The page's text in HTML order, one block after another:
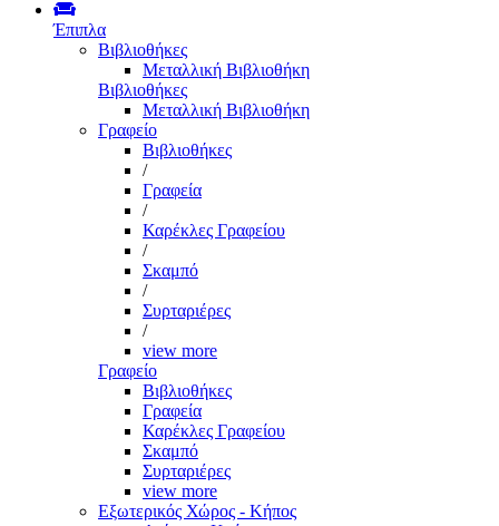
Έπιπλα
Βιβλιοθήκες
Μεταλλική Βιβλιοθήκη
Βιβλιοθήκες
Μεταλλική Βιβλιοθήκη
Γραφείο
Βιβλιοθήκες
/
Γραφεία
/
Καρέκλες Γραφείου
/
Σκαμπό
/
Συρταριέρες
/
view more
Γραφείο
Βιβλιοθήκες
Γραφεία
Καρέκλες Γραφείου
Σκαμπό
Συρταριέρες
view more
Εξωτερικός Χώρος - Κήπος